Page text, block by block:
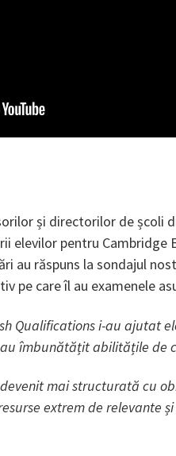
și directorilor de școli
elevilor pentru Cambridge
au răspuns la sondajul
pe care îl au examenele
Qualifications i-au ajutat
au îmbunătățit abilitățile de
mai structurată cu
extrem de relevante